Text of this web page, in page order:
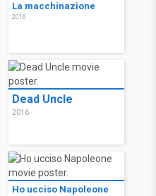
La macchinazione
2016
Dead Uncle
2016
Ho ucciso Napoleone